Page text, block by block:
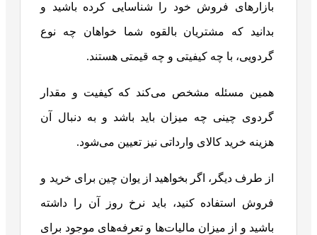
بازارهای فروش خود را شناسایی کرده باشید و
بدانید که مشتریان بالقوه شما خواهان چه نوع
گردویی، با چه کیفیتی و چه قیمتی هستند.
همین مسئله مشخص می‌کند که کیفیت و مقدار
گردوی چینی چه میزان باید باشد و به دنبال آن
هزینه خرید کالای وارداتی نیز تعیین می‌شود.
از طرف دیگر، اگر بخواهید از یوان چین برای خرید و
فروش استفاده کنید، باید نرخ روز آن را داشته
باشید و از میزان مالیات‌ها و تعرفه‌های موجود برای